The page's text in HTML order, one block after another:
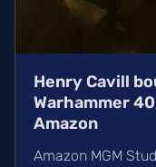
Henry Cavill
Warhammer
Amazon
Amazon MGM